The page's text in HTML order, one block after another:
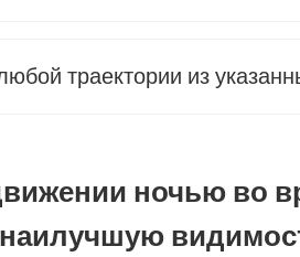
траектории из
ночью во